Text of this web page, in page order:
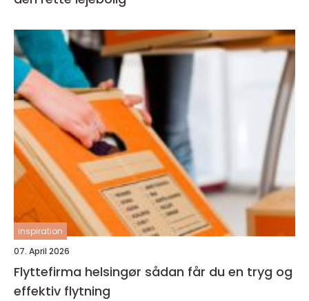
inspiration
07. April 2026
Flyttefirma helsingør sådan får du en tryg og
effektiv flytning